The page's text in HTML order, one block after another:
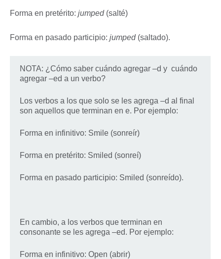
Forma en pretérito: jumped (salté)
Forma en pasado participio: jumped (saltado).
NOTA: ¿Cómo saber cuándo agregar –d y cuándo
agregar –ed a un verbo?
Los verbos a los que solo se les agrega –d al final
son aquellos que terminan en e. Por ejemplo:
Forma en infinitivo: Smile (sonreír)
Forma en pretérito: Smiled (sonreí)
Forma en pasado participio: Smiled (sonreído).
En cambio, a los verbos que terminan en
consonante se les agrega –ed. Por ejemplo:
Forma en infinitivo: Open (abrir)